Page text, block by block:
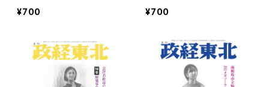
¥700
¥700